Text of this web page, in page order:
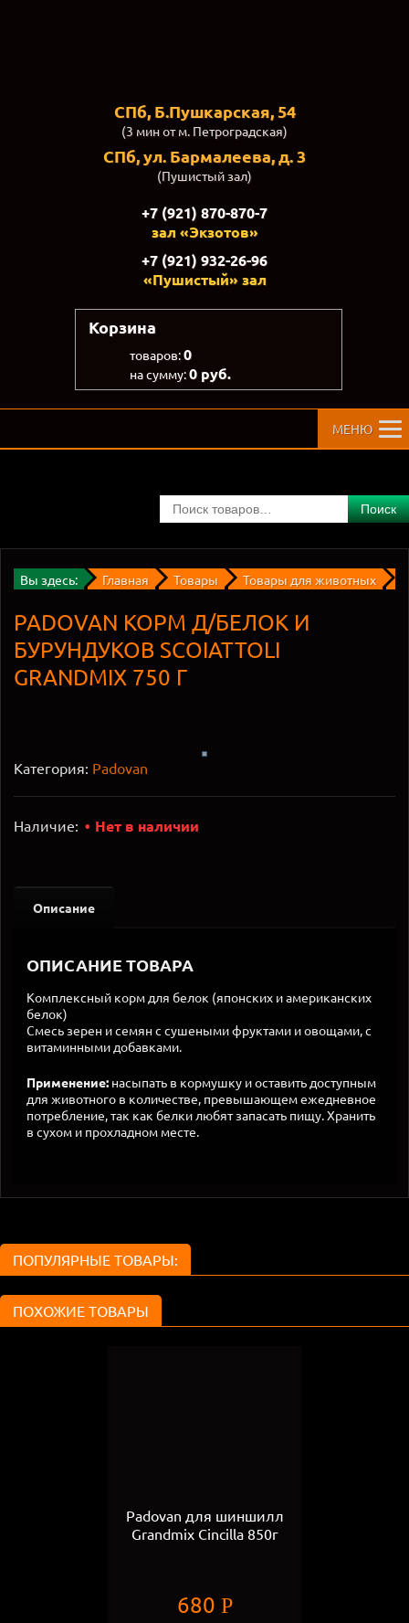
СПб, Б.Пушкарская, 54
(3 мин от м. Петроградская)
СПб, ул. Бармалеева, д. 3
(Пушистый зал)
+7 (921) 870-870-7
зал «Экзотов»
+7 (921) 932-26-96
«Пушистый» зал
Корзина
товаров:0
на сумму:0 руб.
МЕНЮ
Поиск
Вы здесь: Главная Товары Товары для животных
PADOVAN КОРМ Д/БЕЛОК И
БУРУНДУКОВ SCOIATTOLI
GRANDMIX 750 Г
Категория: Padovan
Наличие: Нет в наличии
Описание
ОПИСАНИЕ ТОВАРА
Комплексный корм для белок (японских и американских
белок)
Смесь зерен и семян с сушеными фруктами и овощами, с
витаминными добавками.
Применение: насыпать в кормушку и оставить доступным
для животного в количестве, превышающем ежедневное
потребление, так как белки любят запасать пищу. Хранить
в сухом и прохладном месте.​
ПОПУЛЯРНЫЕ ТОВАРЫ:
ПОХОЖИЕ ТОВАРЫ
Padovan для шиншилл
Grandmix Cincilla 850г
680 Р